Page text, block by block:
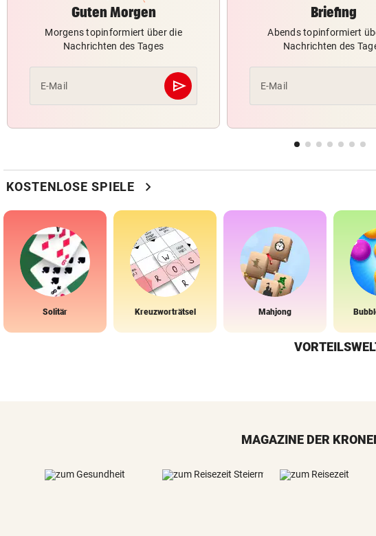
Guten Morgen
Morgens topinformiert über die
Nachrichten des Tages
E-Mail send
Abschicken
Briefing
Abends topinformiert
Nachrichten des
E-Mail
KOSTENLOSE SPIELE chevron_right
Solitär Kreuzworträtsel Mahjong
MAGAZINE DER